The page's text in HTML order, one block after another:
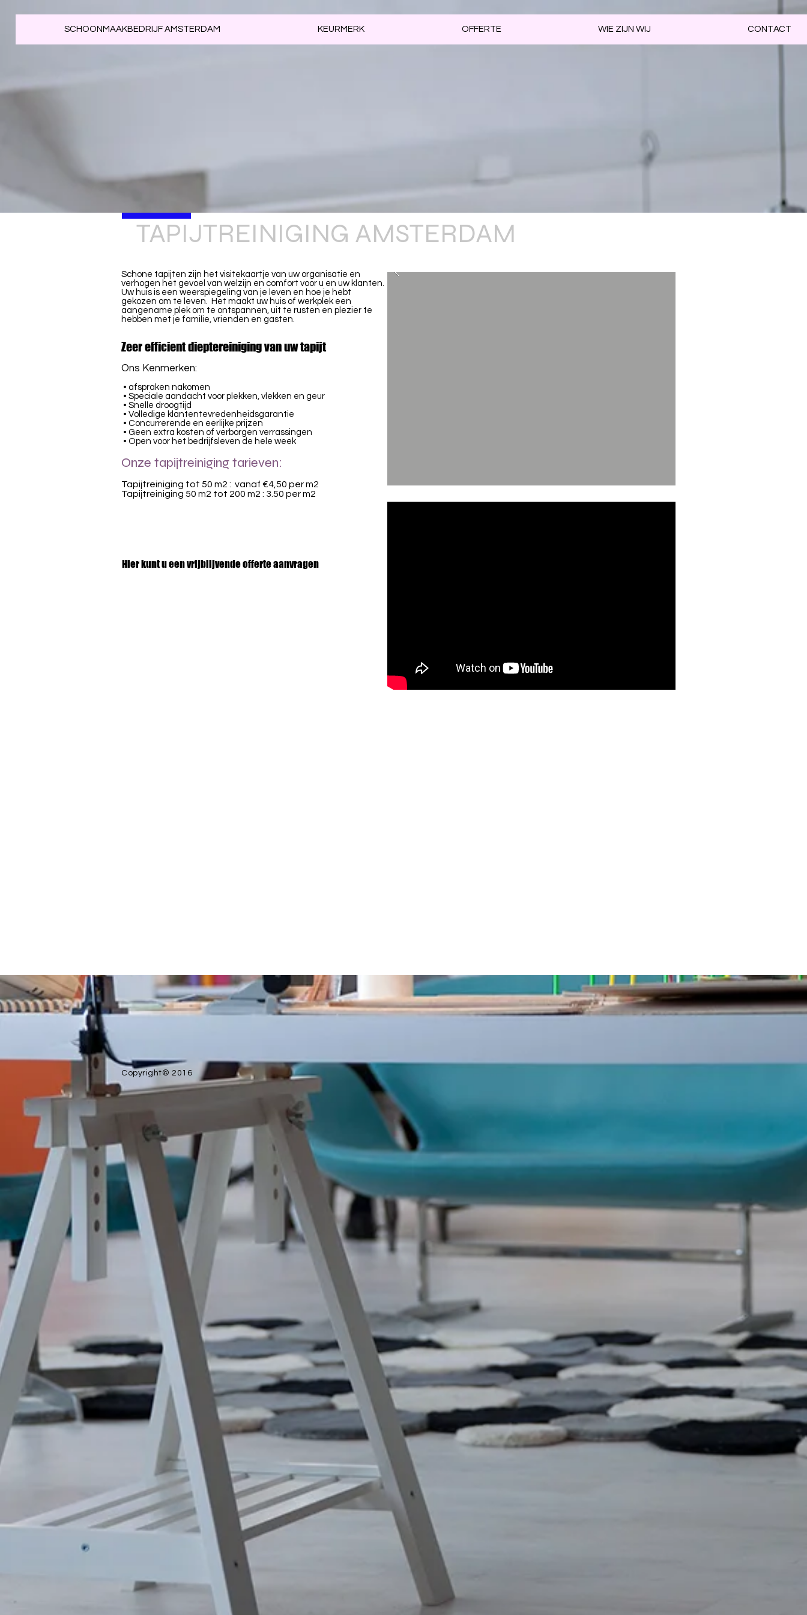
SCHOONMAAKBEDRIJF AMSTERDAM KEURMERK OFFERTE WIE ZIJN WIJ CONTACT
TAPIJTREINIGING AMSTERDAM
Schone tapijten zijn het visitekaartje van uw organisatie en
verhogen het gevoel van welzijn en comfort voor u en uw klanten.
Uw huis is een weerspiegeling van je leven en hoe je hebt
gekozen om te leven. Het maakt uw huis of werkplek een
aangename plek om te ontspannen, uit te rusten en plezier te
hebben met je familie, vrienden en gasten.
Zeer efficient dieptereiniging van uw tapijt
Ons Kenmerken:
• afspraken nakomen
• Speciale aandacht voor plekken, vlekken en geur
• Snelle droogtijd
• Volledige klantentevredenheidsgarantie
• Concurrerende en eerlijke prijzen
• Geen extra kosten of verborgen verrassingen
• Open voor het bedrijfsleven de hele week
Onze tapijtreiniging tarieven:
Tapijtreiniging tot 50 m2 : vanaf €4,50 per m2
Tapijtreiniging 50 m2 tot 200 m2 : 3.50 per m2
Hier kunt u een vrijblijvende offerte aanvragen
Copyright© 2016